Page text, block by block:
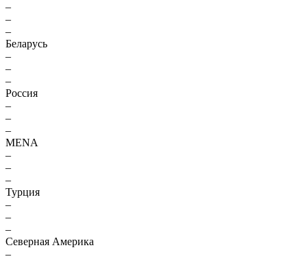
–
–
–
Беларусь
–
–
–
Россия
–
–
–
MENA
–
–
–
Турция
–
–
–
Северная Америка
–